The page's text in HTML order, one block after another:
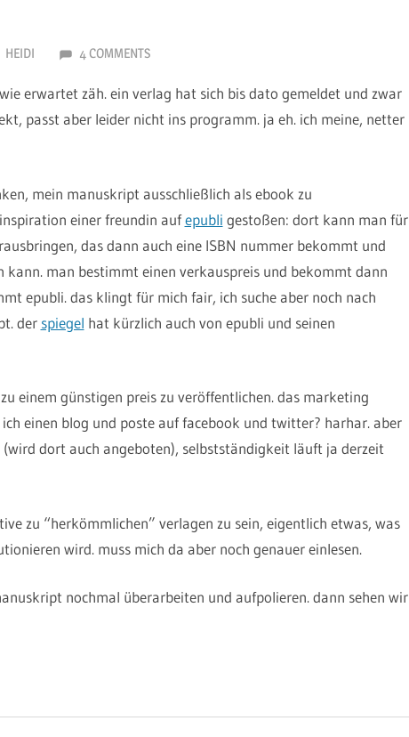
HEIDI 4 COMMENTS
erwartet zäh. ein verlag hat sich bis dato gemeldet und zwar
passt aber leider nicht ins programm. ja eh. ich meine, netter
mein manuskript ausschließlich als ebook zu
einer freundin aufepubli gestoßen: dort kann man für
das dann auch eine ISBN nummer bekommt und
man bestimmt einen verkauspreis und bekommt dann
epubli. das klingt für mich fair, ich suche aber noch nach
der spiegel hat kürzlich auch von epubli und seinen
einem günstigen preis zu veröffentlichen. das marketing
einen blog und poste auf facebook und twitter? harhar. aber
dort auch angeboten), selbstständigkeit läuft ja derzeit
zu “herkömmlichen” verlagen zu sein, eigentlich etwas, was
wird. muss mich da aber noch genauer einlesen.
nochmal überarbeiten und aufpolieren. dann sehen wir